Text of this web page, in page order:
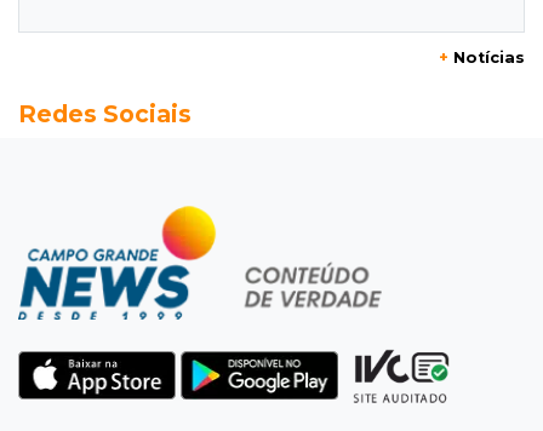
Veja as dezenas de hoje na Mega-Sena, Quina,
Balcão de empregos
Semana termina com 913 vagas de trabalho
abertas em 114 funções
Em visita à Feira Central, Riedel volta a
prometer apoio para revitalização
+ Notícias
Redes Sociais